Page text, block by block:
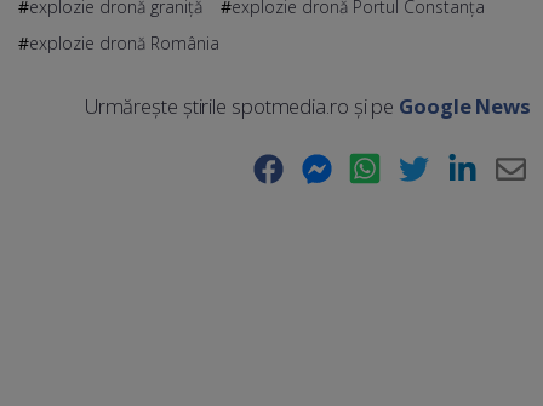
explozie dronă graniță
explozie dronă Portul Constanța
explozie dronă România
Urmărește știrile spotmedia.ro și pe Google News
Facebook Messenger WhatsApp Twitter LinkedIn